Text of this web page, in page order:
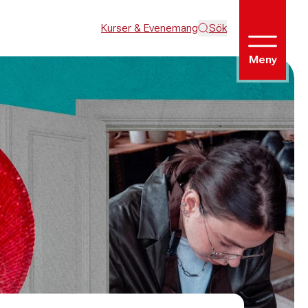
Kurser & Evenemang Sök
Meny